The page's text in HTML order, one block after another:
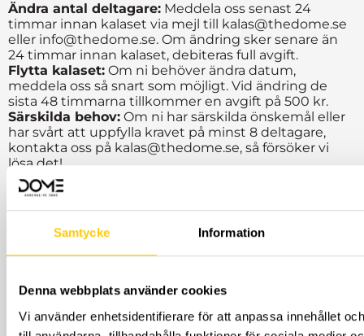
Samtycke Information
Denna webbplats använder cookies
Vi använder enhetsidentifierare för att anpassa innehållet
Ändra antal deltagare: Meddela oss senast 24
timmar innan kalaset via mejl till kalas@thedome.se
eller info@thedome.se. Om ändring sker senare än
24 timmar innan kalaset, debiteras full avgift.
Flytta kalaset: Om ni behöver ändra datum,
meddela oss så snart som möjligt. Vid ändring de
sista 48 timmarna tillkommer en avgift på 500 kr.
Särskilda behov: Om ni har särskilda önskemål eller
har svårt att uppfylla kravet på minst 8 deltagare,
kontakta oss på kalas@thedome.se, så försöker vi
lösa det!
OBS! Egen fika, mat eller dryck är
inte tillåten hos oss. Om ni önskar
något som inte finns i vårt
sortiment, vänligen kontakta oss så
hjälper vi er gärna!